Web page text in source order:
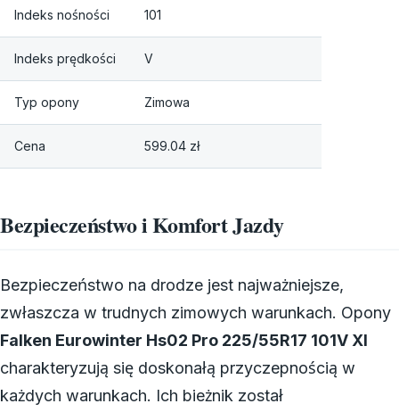
Indeks nośności 101
Indeks prędkości V
Typ opony Zimowa
Cena 599.04 zł
Bezpieczeństwo i Komfort Jazdy
Bezpieczeństwo na drodze jest najważniejsze,
zwłaszcza w trudnych zimowych warunkach. Opony
Falken Eurowinter Hs02 Pro 225/55R17 101V Xl
charakteryzują się doskonałą przyczepnością w
każdych warunkach. Ich bieżnik został